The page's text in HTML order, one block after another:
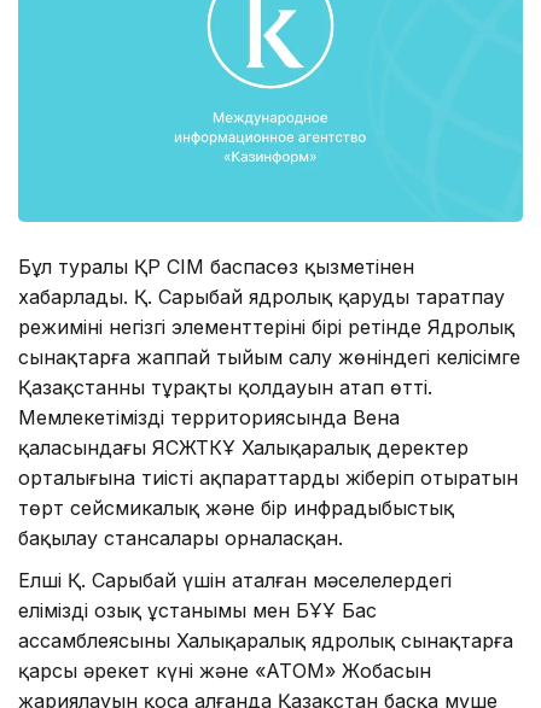
Бұл туралы ҚР СІМ баспасөз қызметінен
хабарлады. Қ. Сарыбай ядролық қаруды таратпау
режимінің негізгі элементтерінің бірі ретінде Ядролық
сынақтарға жаппай тыйым салу жөніндегі келісімге
Қазақстанның тұрақты қолдауын атап өтті.
Мемлекетіміздің территориясында Вена
қаласындағы ЯСЖТКҰ Халықаралық деректер
орталығына тиісті ақпараттарды жіберіп отыратын
төрт сейсмикалық және бір инфрадыбыстық
бақылау стансалары орналасқан.
Елші Қ. Сарыбай үшін аталған мәселелердегі
еліміздің озық ұстанымы мен БҰҰ Бас
ассамблеясының Халықаралық ядролық сынақтарға
қарсы әрекет күні және «АТОМ» Жобасын
жариялауын қоса алғанда Қазақстан басқа мүше